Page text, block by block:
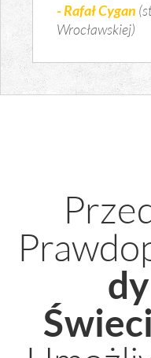
- Rafał Cygan
Wrocławskiej)